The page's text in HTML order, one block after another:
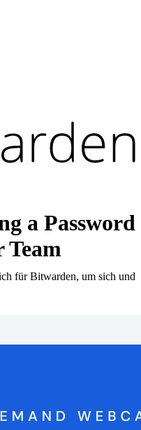
für Bitwarden, um sich und
sich für Bitwarden,
a Password
Team